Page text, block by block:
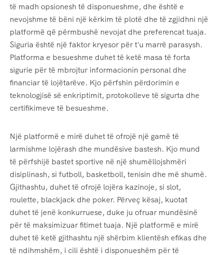
të madh opsionesh të disponueshme, dhe është e
nevojshme të bëni një kërkim të plotë dhe të zgjidhni një
platformë që përmbushë nevojat dhe preferencat tuaja.
Siguria është një faktor kryesor për t'u marrë parasysh.
Platforma e besueshme duhet të ketë masa të forta
sigurie për të mbrojtur informacionin personal dhe
financiar të lojëtarëve. Kjo përfshin përdorimin e
teknologjisë së enkriptimit, protokolleve të sigurta dhe
certifikimeve të besueshme.
Një platformë e mirë duhet të ofrojë një gamë të
larmishme lojërash dhe mundësive bastesh. Kjo mund
të përfshijë bastet sportive në një shumëllojshmëri
disiplinash, si futboll, basketboll, tenisin dhe më shumë.
Gjithashtu, duhet të ofrojë lojëra kazinoje, si slot,
roulette, blackjack dhe poker. Përveç kësaj, kuotat
duhet të jenë konkurruese, duke ju ofruar mundësinë
për të maksimizuar fitimet tuaja. Një platformë e mirë
duhet të ketë gjithashtu një shërbim klientësh efikas dhe
të ndihmshëm, i cili është i disponueshëm për të